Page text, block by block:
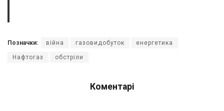
Позначки: війна газовидобуток енергетика
Нафтогаз обстріли
Коментарі